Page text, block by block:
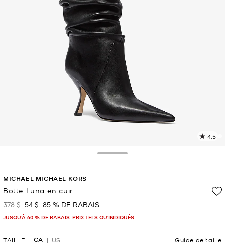
4.5
MICHAEL MICHAEL KORS
Botte Luna en cuir
était
378 $ maintenant
54 $ 85 % DE RABAIS
JUSQU’À 60 % DE RABAIS. PRIX TELS QU'INDIQUÉS
TAILLE CA US Guide de taille